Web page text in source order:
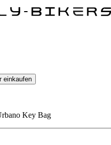
einkaufen
Key Bag